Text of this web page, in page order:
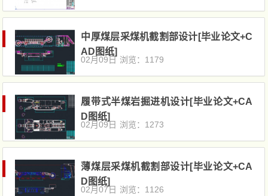
中厚煤层采煤机截割部设计[毕业论文+C
AD图纸]
02月09日 浏览：1179
履带式半煤岩掘进机设计[毕业论文+CA
D图纸]
02月09日 浏览：1273
薄煤层采煤机截割部设计[毕业论文+CA
D图纸]
02月07日 浏览：1126